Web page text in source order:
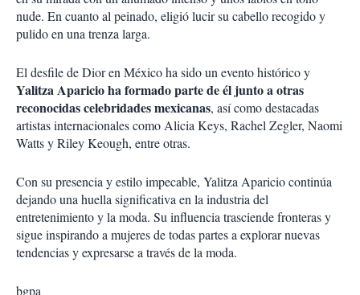
nude. En cuanto al peinado, eligió lucir su cabello recogido y
pulido en una trenza larga.
El desfile de Dior en México ha sido un evento histórico y
Yalitza Aparicio ha formado parte de él junto a otras
reconocidas celebridades mexicanas, así como destacadas
artistas internacionales como Alicia Keys, Rachel Zegler, Naomi
Watts y Riley Keough, entre otras.
Con su presencia y estilo impecable, Yalitza Aparicio continúa
dejando una huella significativa en la industria del
entretenimiento y la moda. Su influencia trasciende fronteras y
sigue inspirando a mujeres de todas partes a explorar nuevas
tendencias y expresarse a través de la moda.
bgpa